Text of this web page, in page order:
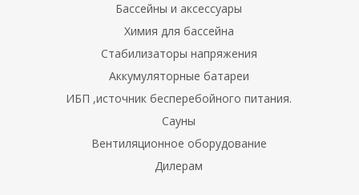
Бассейны и аксессуары
Химия для бассейна
Стабилизаторы напряжения
Аккумуляторные батареи
ИБП ,источник бесперебойного питания.
Сауны
Вентиляционное оборудование
Дилерам